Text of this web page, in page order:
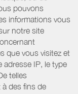
pouvons
informations vous
notre site
que vous visitez et
adresse IP, le type
telles
des fins de